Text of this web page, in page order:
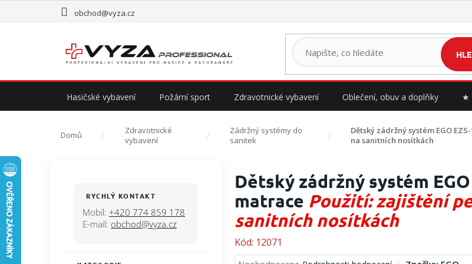
obchod@vyza.cz
Hasičské vybavení Požární sport Zdravotnické vybavení Oblečení, obuv a doplňky ★
Domů
Zdravotnické
vybavení
Zádržný systémy do
sanitek
Dětský zádržný systém EGO
na sanitních nosítkách
RYCHLÝ KONTAKT
Mobil: +420 774 859 178
E-mail: obchod@vyza.cz
Dětský zádržný systém
matrace Použití: zajištění
sanitních nosítkách
Kód: 12071